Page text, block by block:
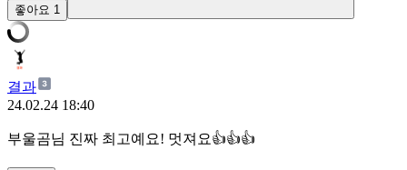
좋아요 1
결과
24.02.24 18:40
부울곰님 진짜 최고예요! 멋져요👍👍👍